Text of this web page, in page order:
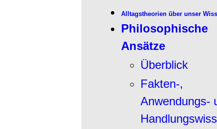
Alltagstheorien über unser
Philosophische
Ansätze
Überblick
Fakten-,
Anwendungs-